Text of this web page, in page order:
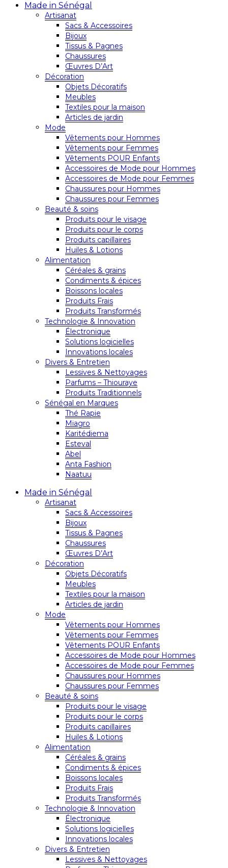
Made in Sénégal
Artisanat
Sacs & Accessoires
Bijoux
Tissus & Pagnes
Chaussures
Œuvres D’Art
Décoration
Objets Décoratifs
Meubles
Textiles pour la maison
Articles de jardin
Mode
Vêtements pour Hommes
Vêtements pour Femmes
Vêtements POUR Enfants
Accessoires de Mode pour Hommes
Accessoires de Mode pour Femmes
Chaussures pour Hommes
Chaussures pour Femmes
Beauté & soins
Produits pour le visage
Produits pour le corps
Produits capillaires
Huiles & Lotions
Alimentation
Céréales & grains
Condiments & épices
Boissons locales
Produits Frais
Produits Transformés
Technologie & Innovation
Électronique
Solutions logicielles
Innovations locales
Divers & Entretien
Lessives & Nettoyages
Parfums – Thiouraye
Produits Traditionnels
Sénégal en Marques
Thé Rapie
Miagro
Karitédiema
Esteval
Abel
Anta Fashion
Naatuu
Made in Sénégal
Artisanat
Sacs & Accessoires
Bijoux
Tissus & Pagnes
Chaussures
Œuvres D’Art
Décoration
Objets Décoratifs
Meubles
Textiles pour la maison
Articles de jardin
Mode
Vêtements pour Hommes
Vêtements pour Femmes
Vêtements POUR Enfants
Accessoires de Mode pour Hommes
Accessoires de Mode pour Femmes
Chaussures pour Hommes
Chaussures pour Femmes
Beauté & soins
Produits pour le visage
Produits pour le corps
Produits capillaires
Huiles & Lotions
Alimentation
Céréales & grains
Condiments & épices
Boissons locales
Produits Frais
Produits Transformés
Technologie & Innovation
Électronique
Solutions logicielles
Innovations locales
Divers & Entretien
Lessives & Nettoyages